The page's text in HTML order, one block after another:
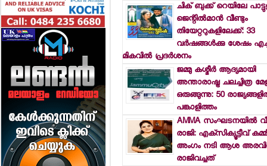
ചിക് ബുക്ക് റെയിലേ
ജെന്റില്‍മാന്‍ വീണ്ടും
തിയേറ്ററുകളിലേക്ക്: 33
വര്‍ഷങ്ങള്‍ക്കു ശേഷം
മികവില്‍ പ്രദര്‍ശനം
ജമ്മു കശ്മീര്‍ ആദ്യമായി
അന്താരാഷ്ട്ര ചലച്ചിത്ര
ഒരുങ്ങുന്നു: 50
പങ്കാളിത്തം
AMMA സംഘടനയില്‍
രാജി: എക്‌സിക്യൂട്ടീവ്
അംഗം നടി ആശ
രാജിവച്ചത്